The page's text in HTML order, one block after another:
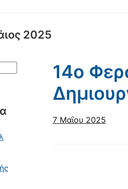
2025
14o
7 Μαΐου 2025